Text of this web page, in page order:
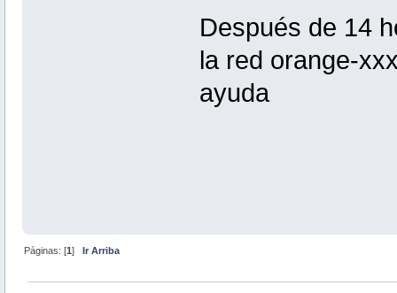
Después de 14
la red orange-
ayuda
Páginas: [1]Ir Arriba